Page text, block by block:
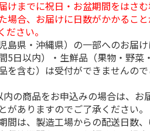
4,300円
(送料・税込)
5.0（1）
4,320円
けまでに祝日・お盆期間をはさ
場合、お届けに日数がかかるこ
さい。
県・沖縄県）の一部へのお届け
5日以内）・生鮮品（果物・野菜
を含む）は受付ができませんの
の商品をお申込みの場合は、お
がありますのでご了承ください。
間は、製造工場からの配送日数